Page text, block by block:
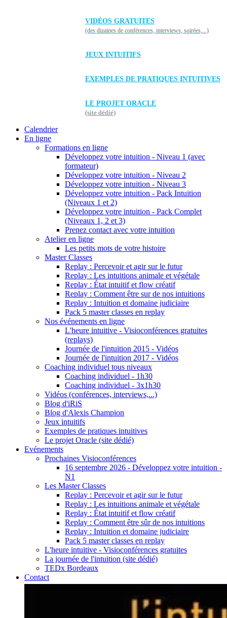
VIDÉOS GRATUITES
(des dizaines de conférences, interviews, soirées,...)
JEUX INTUITIFS
EXEMPLES DE PRATIQUES INTUITIVES
LE PROJET ORACLE
(site dédié)
Calendrier
En ligne
Formations en ligne
Développez votre intuition - Niveau 1 (avec
formateur)
Développez votre intuition - Niveau 2
Développez votre intuition - Niveau 3
Développez votre intuition - Pack Intuition
(Niveaux 1 et 2)
Développez votre intuition - Pack Complet
(Niveaux 1, 2 et 3)
Prenez contact avec votre intuition
Atelier en ligne
Les petits mots de votre histoire
Master Classes
Replay : Percevoir et agir sur le futur
Replay : Les intuitions animale et végétale
Replay : État intuitif et flow créatif
Replay : Comment être sur de nos intuitions
Replay : Intuition et domaine judiciaire
Pack 5 master classes en replay
Nos événements en ligne
L'heure intuitive - Visioconférences gratuites
(replays)
Journée de l'intuition 2015 - Vidéos
Journée de l'intuition 2017 - Vidéos
Coaching individuel tous niveaux
Coaching individuel - 1h30
Coaching individuel - 3x1h30
Vidéos (conférences, interviews,...)
Blog d'iRiS
Blog d'Alexis Champion
Jeux intuitifs
Exemples de pratiques intuitives
Le projet Oracle (site dédié)
Evénements
Prochaines Visioconférences
16 septembre 2026 - Développez votre intuition -
N1
Les Master Classes
Replay : Percevoir et agir sur le futur
Replay : Les intuitions animale et végétale
Replay : État intuitif et flow créatif
Replay : Comment être sûr de nos intuitions
Replay : Intuition et domaine judiciaire
Pack 5 master classes en replay
L'heure intuitive - Visioconférences gratuites
La journée de l'intuition (site dédié)
TEDx Bordeaux
Contact